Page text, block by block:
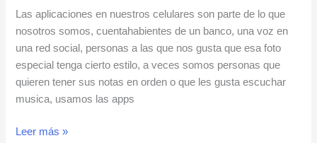
Las aplicaciones en nuestros celulares son parte de lo que
nosotros somos, cuentahabientes de un banco, una voz en
una red social, personas a las que nos gusta que esa foto
especial tenga cierto estilo, a veces somos personas que
quieren tener sus notas en orden o que les gusta escuchar
musica, usamos las apps
Fe
[Actualizado
2024]
Leer más »